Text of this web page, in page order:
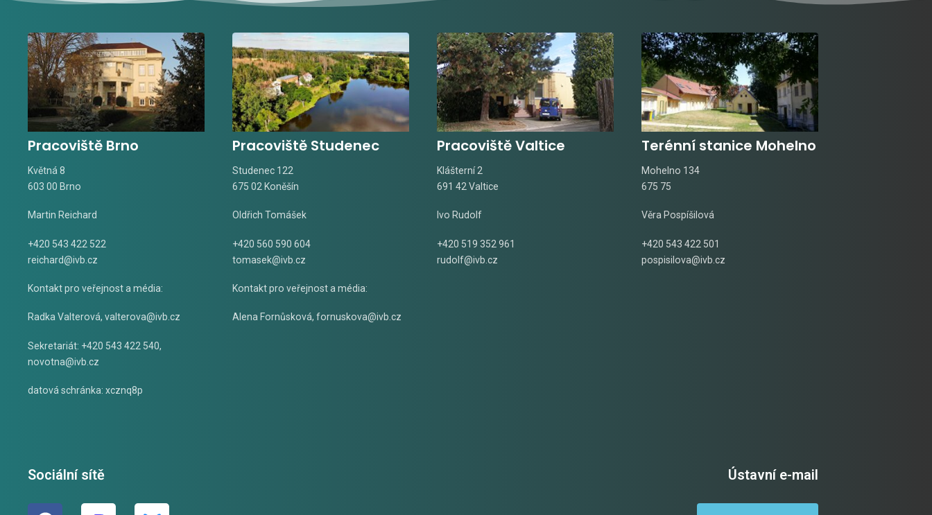
Pracoviště Brno
Květná 8
603 00 Brno
Martin Reichard
+420 543 422 522
reichard@ivb.cz
Kontakt pro veřejnost a média:
Radka Valterová, valterova@ivb.cz
Sekretariát: +420 543 422 540,
novotna@ivb.cz
datová schránka: xcznq8p
Pracoviště Studenec
Studenec 122
675 02 Koněšín
Oldřich Tomášek
+420 560 590 604
tomasek@ivb.cz
Kontakt pro veřejnost a média:
Alena Fornůsková, fornuskova@ivb.cz
Pracoviště Valtice
Klášterní 2
691 42 Valtice
Ivo Rudolf
+420 519 352 961
rudolf@ivb.cz
Terénní stanice Mohelno
Mohelno 134
675 75
Věra Pospíšilová
+420 543 422 501
pospisilova@ivb.cz
Sociální sítě Ústavní e-mail